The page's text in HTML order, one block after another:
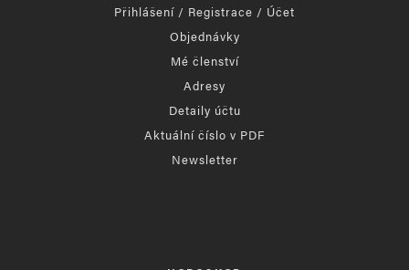
Přihlášení / Registrace / Účet
Objednávky
Mé členství
Adresy
Detaily účtu
Aktuální číslo v PDF
Newsletter